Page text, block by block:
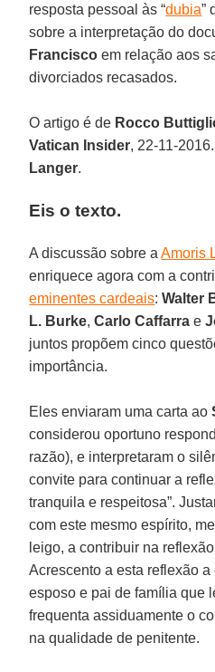
resposta pessoal às “dubia”
sobre a interpretação do
Francisco em relação aos
divorciados recasados.
O artigo é de Rocco
Vatican Insider, 22-11-
Langer.
Eis o texto.
A discussão sobre aAmoris
enriquece agora com a
eminentes cardeais:Walter
L. Burke,Carlo Caffarra e
juntos propõem cinco
importância.
Eles enviaram uma carta ao
considerou oportuno
razão), e interpretaram o
convite para continuar a
tranquila e respeitosa”.
com este mesmo espírito,
leigo, a contribuir na
Acrescento a esta reflexão
esposo e pai de família que
frequenta assiduamente o
na qualidade de penitente.